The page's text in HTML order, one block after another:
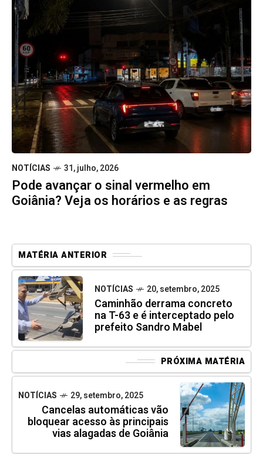
NOTÍCIAS 31, julho, 2026
Pode avançar o sinal vermelho em
Goiânia? Veja os horários e as regras
MATÉRIA ANTERIOR
NOTÍCIAS 20, setembro, 2025
Caminhão derrama concreto
na T-63 e é interceptado pelo
prefeito Sandro Mabel
PRÓXIMA MATÉRIA
NOTÍCIAS 29, setembro, 2025
Cancelas automáticas vão
bloquear acesso às principais
vias alagadas de Goiânia